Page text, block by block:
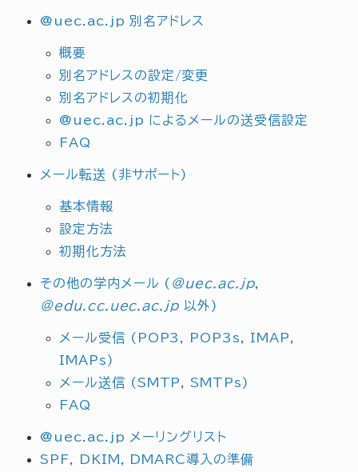
@uec.ac.jp 別名アドレス
概要
別名アドレスの設定/変更
別名アドレスの初期化
@uec.ac.jp によるメールの送受信設定
FAQ
メール転送 (非サポート)
基本情報
設定方法
初期化方法
その他の学内メール ( @uec.ac.jp,
@edu.cc.uec.ac.jp 以外)
メール受信 (POP3, POP3s, IMAP,
IMAPs)
メール送信 (SMTP, SMTPs)
FAQ
@uec.ac.jp メーリングリスト
SPF, DKIM, DMARC導入の準備